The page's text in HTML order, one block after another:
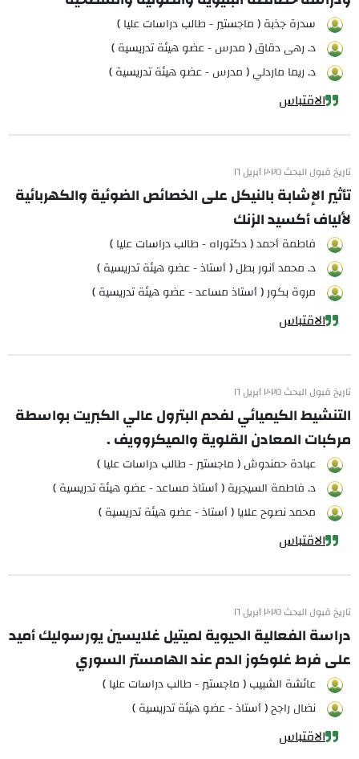
سدرة جذبة ( ماجستير - طالب دراسات عليا )
د. رهى دقاق ( مدرس - عضو هيئة تدريسية )
د. ريما ماردلي ( مدرس - عضو هيئة تدريسية )
الاقتباس
تاريخ قبول البحث ٢٠٢٥ أبريل ١٦
تأثير الإشابة بالنيكل على الخصائص الضوئية والكهربائية
لألياف أكسيد الزنك
فاطمة أحمد ( دكتوراه - طالب دراسات عليا )
د. محمد أنور بطل ( أستاذ - عضو هيئة تدريسية )
مروة بكور ( أستاذ مساعد - عضو هيئة تدريسية )
الاقتباس
تاريخ قبول البحث ٢٠٢٥ أبريل ١٦
التنشيط الكيميائي لفحم البترول عالي الكبريت بواسطة
مركبات المعادن القلوية والميكروويف .
عبادة حمندوش ( ماجستير - طالب دراسات عليا )
د. فاطمة السيجرية ( أستاذ مساعد - عضو هيئة تدريسية )
محمد نصوح علايا ( أستاذ - عضو هيئة تدريسية )
الاقتباس
تاريخ قبول البحث ٢٠٢٥ أبريل ١٦
دراسة الفعالية الحيوية لميتيل غلايسين يورسوليك أميد
على فرط غلوكوز الدم عند الهامستر السوري
عائشة الشبيب ( ماجستير - طالب دراسات عليا )
نضال راجح ( أستاذ - عضو هيئة تدريسية )
الاقتباس